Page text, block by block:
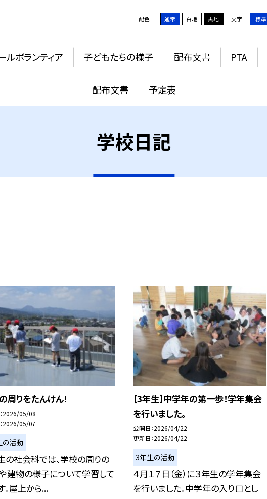
配色 通常 白地 黒地 文字 標準
ルボランティア 子どもたちの様子 配布文書 PTA
配布文書 予定表
学校日記
周りをたんけん！
2026/05/08
2026/05/07
の活動
の社会科では、学校の周りの
建物の様子について学習して
。屋上から...
【3年生】中学年の第一歩！学年集会
を行いました。
公開日 2026/04/22
更新日 2026/04/22
3年生の活動
４月１７日（金）に３年生の学年集会
を行いました。中学年の入り口とし